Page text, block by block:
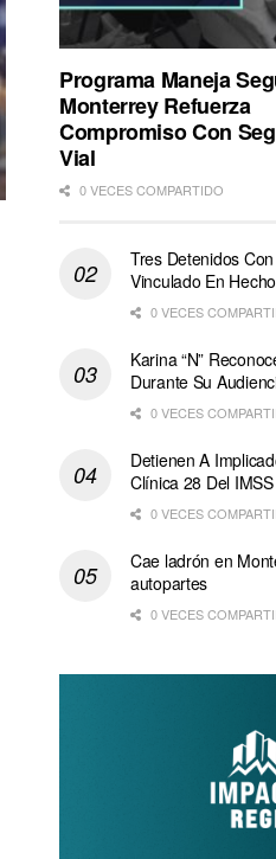
Programa Maneja
Monterrey Refuerza
Compromiso Con
Vial
0 VECES COMPARTIDO
Tres Detenidos
Vinculado En
0 VECES
Karina “N”
Durante Su
0 VECES
Detienen A
Clínica 28 Del IMSS
0 VECES
Cae ladrón en
autopartes
0 VECES